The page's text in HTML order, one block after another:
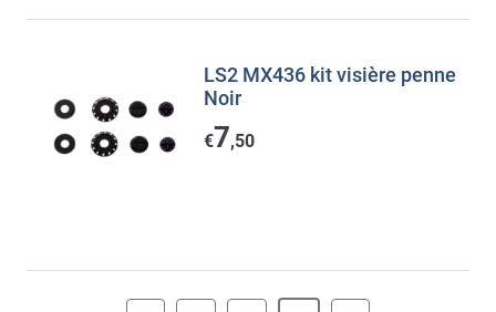
LS2 MX436 kit visière penne
Noir
€7,50